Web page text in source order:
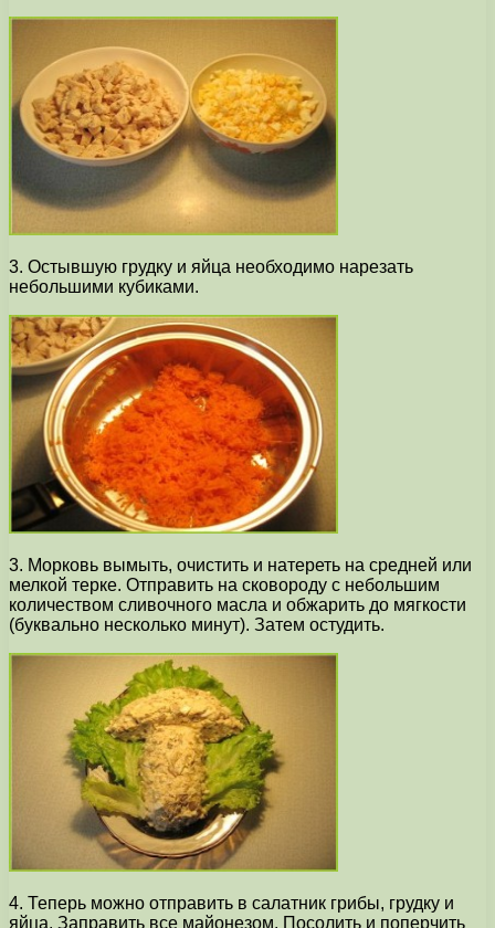
3. Остывшую грудку и яйца необходимо нарезать
небольшими кубиками.
3. Морковь вымыть, очистить и натереть на средней или
мелкой терке. Отправить на сковороду с небольшим
количеством сливочного масла и обжарить до мягкости
(буквально несколько минут). Затем остудить.
4. Теперь можно отправить в салатник грибы, грудку и
яйца. Заправить все майонезом. Посолить и поперчить